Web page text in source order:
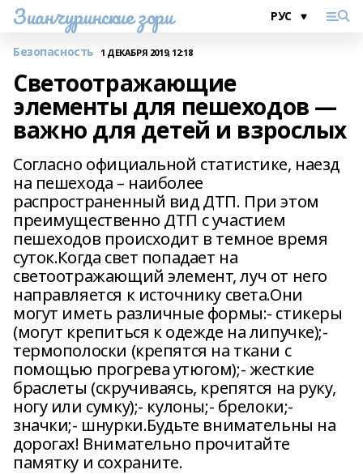
Зианчуринские зори
Безопасность 1 ДЕКАБРЯ 2019, 12:18
Светоотражающие
элементы для пешеходов —
важно для детей и взрослых
Согласно официальной статистике, наезд
на пешехода – наиболее
распространенный вид ДТП. При этом
преимущественно ДТП с участием
пешеходов происходит в темное время
суток.Когда свет попадает на
светоотражающий элемент, луч от него
направляется к источнику света.Они
могут иметь различные формы:- стикеры
(могут крепиться к одежде на липучке);-
термополоски (крепятся на ткани с
помощью прогрева утюгом);- жесткие
браслеты (скручиваясь, крепятся на руку,
ногу или сумку);- кулоны;- брелоки;-
значки;- шнурки.Будьте внимательны на
дорогах! Внимательно прочитайте
памятку и сохраните.